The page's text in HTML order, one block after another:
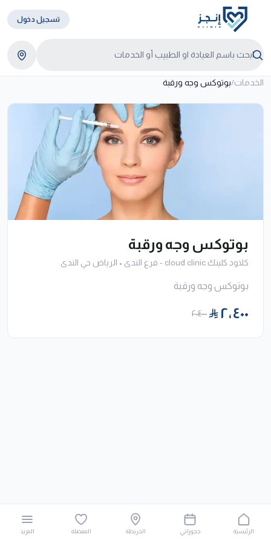
تسجيل دخول
الخدمات/بوتوكس وجه ورقبة
بوتوكس وجه ورقبة
كلاود كلينك cloud clinic - فرع الندى • الرياض حي الندى
بوتوكس وجه ورقبة
٢٬٤٠٠ ٢٬٤٠٠
الرئيسية حجوزاتي الخريطة المفضلة المزيد